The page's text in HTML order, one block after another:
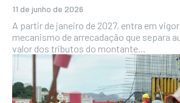
11 de junho de 2026
A partir de janeiro de 2027, entra em
mecanismo de arrecadação que separa
valor dos tributos do montante...